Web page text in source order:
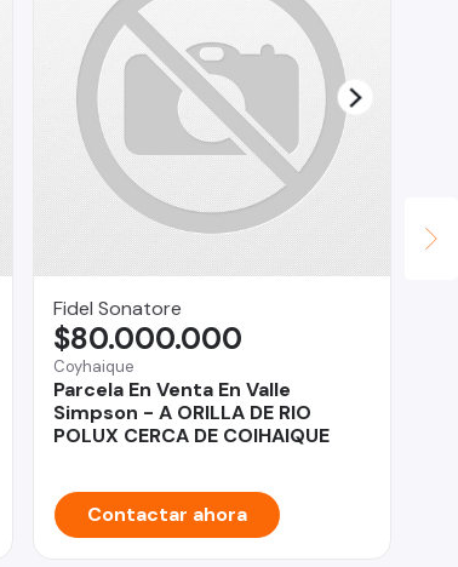
Fidel Sonatore
Coyhaique
Parcela En Venta En Valle
Simpson - A ORILLA DE RIO
POLUX CERCA DE COIHAIQUE
$80.000.000
Contactar ahora